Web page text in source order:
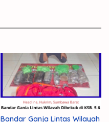
Bandar Ganja Lintas Wilayah